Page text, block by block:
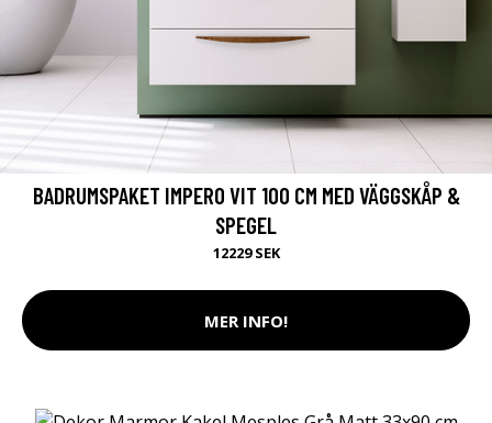
BADRUMSPAKET IMPERO VIT 100 CM MED VÄGGSKÅP &
SPEGEL
12229 SEK
MER INFO!